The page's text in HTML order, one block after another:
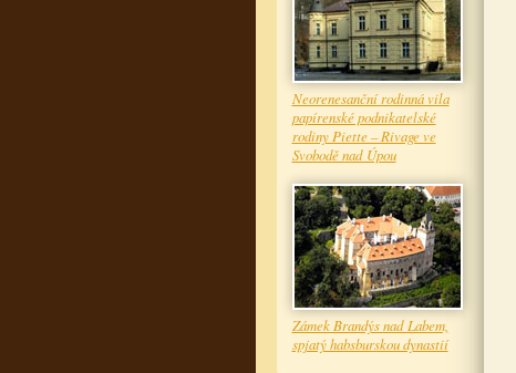
Neorenesanční rodinná vila
papírenské podnikatelské
rodiny Piette – Rivage ve
Svobodě nad Úpou
Zámek Brandýs nad Labem,
spjatý habsburskou dynastií